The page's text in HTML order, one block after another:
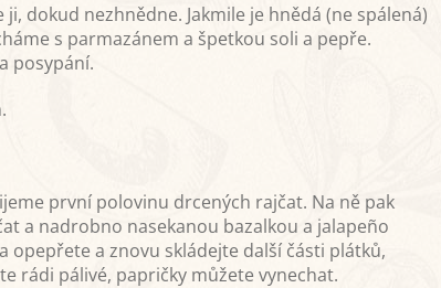
dokud nezhnědne. Jakmile je hnědá (ne spálená)
s parmazánem a špetkou soli a pepře.
posypání.
první polovinu drcených rajčat. Na ně pak
a nadrobno nasekanou bazalkou a jalapeño
opepřete a znovu skládejte další části plátků,
rádi pálivé, papričky můžete vynechat.